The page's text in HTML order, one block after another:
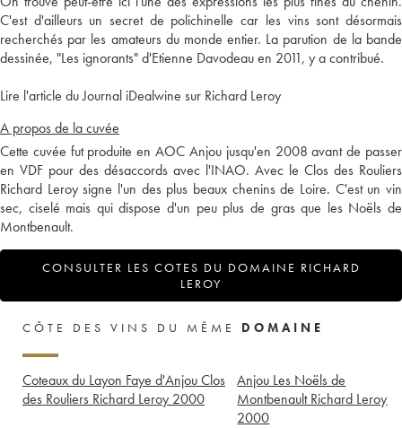
C'est d'ailleurs un secret de polichinelle car les vins sont désormais
recherchés par les amateurs du monde entier. La parution de la bande
dessinée, "Les ignorants" d'Etienne Davodeau en 2011, y a contribué.
Lire l'article du Journal iDealwine sur Richard Leroy
A propos de la cuvée
Cette cuvée fut produite en AOC Anjou jusqu'en 2008 avant de passer
en VDF pour des désaccords avec l'INAO. Avec le Clos des Rouliers
Richard Leroy signe l'un des plus beaux chenins de Loire. C'est un vin
sec, ciselé mais qui dispose d'un peu plus de gras que les Noëls de
Montbenault.
CONSULTER LES COTES DU DOMAINE RICHARD
LEROY
CÔTE DES VINS DU MÊME DOMAINE
Coteaux du Layon Faye d'Anjou Clos
des Rouliers Richard Leroy 2000
Anjou Les Noëls de
Montbenault Richard Leroy
2000